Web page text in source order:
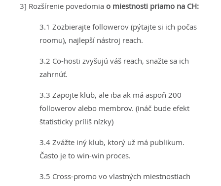
3] Rozšírenie povedomia o miestnosti priamo na CH:
3.1 Zozbierajte followerov (pýtajte si ich počas
roomu), najlepší nástroj reach.
3.2 Co-hosti zvyšujú váš reach, snažte sa ich
zahrnúť.
3.3 Zapojte klub, ale iba ak má aspoň 200
followerov alebo membrov. (ináč bude efekt
štatisticky príliš nízky)
3.4 Zvážte iný klub, ktorý už má publikum.
Často je to win-win proces.
3.5 Cross-promo vo vlastných miestnostiach